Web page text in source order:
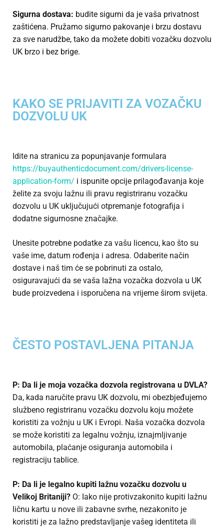
Sigurna dostava: budite sigurni da je vaša privatnost
zaštićena. Pružamo sigurno pakovanje i brzu dostavu
za sve narudžbe, tako da možete dobiti vozačku dozvolu
UK brzo i bez brige.
KAKO SE PRIJAVITI ZA VOZAČKU
DOZVOLU UK
Idite na stranicu za popunjavanje formulara
https://buyauthenticdocument.com/drivers-license-
application-form/ i ispunite opcije prilagođavanja koje
želite za svoju lažnu ili pravu registriranu vozačku
dozvolu u UK uključujući otpremanje fotografija i
dodatne sigurnosne značajke.
Unesite potrebne podatke za vašu licencu, kao što su
vaše ime, datum rođenja i adresa. Odaberite način
dostave i naš tim će se pobrinuti za ostalo,
osiguravajući da se vaša lažna vozačka dozvola u UK
bude proizvedena i isporučena na vrijeme širom svijeta.
ČESTO POSTAVLJENA PITANJA
P: Da li je moja vozačka dozvola registrovana u DVLA?
Da, kada naručite pravu UK dozvolu, mi obezbjeđujemo
službeno registriranu vozačku dozvolu koju možete
koristiti za vožnju u UK i Evropi. Naša vozačka dozvola
se može koristiti za legalnu vožnju, iznajmljivanje
automobila, plaćanje osiguranja automobila i
registraciju tablice.
P: Da li je legalno kupiti lažnu vozačku dozvolu u
Velikoj Britaniji? O: Iako nije protivzakonito kupiti lažnu
ličnu kartu u nove ili zabavne svrhe, nezakonito je
koristiti je za lažno predstavljanje vašeg identiteta ili